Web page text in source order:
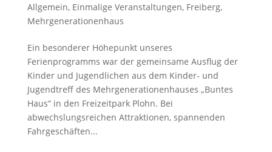
Allgemein, Einmalige Veranstaltungen, Freiberg,
Mehrgenerationenhaus
Ein besonderer Höhepunkt unseres
Ferienprogramms war der gemeinsame Ausflug der
Kinder und Jugendlichen aus dem Kinder- und
Jugendtreff des Mehrgenerationenhauses „Buntes
Haus“ in den Freizeitpark Plohn. Bei
abwechslungsreichen Attraktionen, spannenden
Fahrgeschäften...